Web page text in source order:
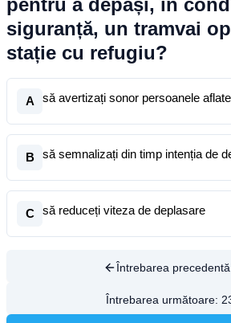
pentru a depăși, în
siguranță, un tramvai
stație cu refugiu?
A să avertizați sonor persoanele
B să semnalizați din timp intenția de
C să reduceți viteza de deplasare
Întrebarea
Întrebarea următoare: